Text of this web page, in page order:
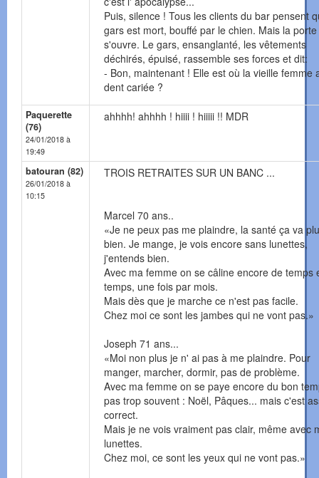
Puis, silence ! Tous les clients du bar pensent
gars est mort, bouffé par le chien. Mais la porte
s'ouvre. Le gars, ensanglanté, les vêtements
déchirés, épuisé, rassemble ses forces et dit:
- Bon, maintenant ! Elle est où la vieille femme
dent cariée ?
Paquerette
(76)
24/01/2018 à
19:49
ahhhh! ahhhh ! hiiii ! hiiiii !! MDR
batouran (82)
26/01/2018 à
10:15
TROIS RETRAITES SUR UN BANC ...
Marcel 70 ans..
«Je ne peux pas me plaindre, la santé ça va
bien. Je mange, je vois encore sans lunettes,
j'entends bien.
Avec ma femme on se câline encore de temps
temps, une fois par mois.
Mais dès que je marche ce n'est pas facile.
Chez moi ce sont les jambes qui ne vont pas.»
Joseph 71 ans...
«Moi non plus je n' ai pas à me plaindre. Pour
manger, marcher, dormir, pas de problème.
Avec ma femme on se paye encore du bon
pas trop souvent : Noël, Pâques... mais c'est
correct.
Mais je ne vois vraiment pas clair, même avec
lunettes.
Chez moi, ce sont les yeux qui ne vont pas.»